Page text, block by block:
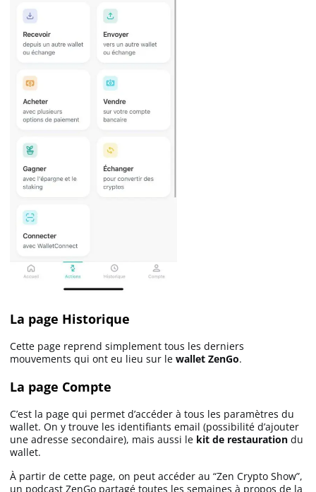
La page Historique
Cette page reprend simplement tous les derniers
mouvements qui ont eu lieu sur le wallet ZenGo.
La page Compte
C’est la page qui permet d’accéder à tous les paramètres du
wallet. On y trouve les identifiants email (possibilité d’ajouter
une adresse secondaire), mais aussi le kit de restauration du
wallet.
À partir de cette page, on peut accéder au “Zen Crypto Show”,
un podcast ZenGo partagé toutes les semaines à propos de la